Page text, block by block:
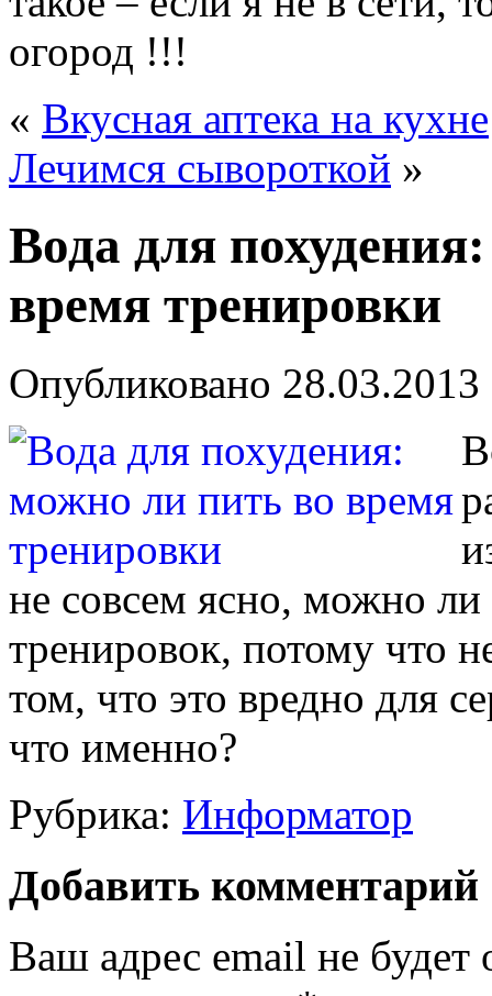
огород !!!
« Вкусная аптека на кухне
Лечимся сывороткой »
Вода для
время тренировки
Опубликовано 28.03.2013
не совсем ясно, можно
тренировок, потому что
том, что это вредно для
что именно?
Рубрика: Информатор
Добавить комментарий
Ваш адрес email не будет